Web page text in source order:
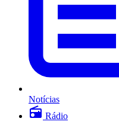
Notícias
Rádio